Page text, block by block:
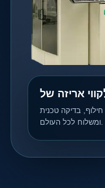
בדיקה טכנית
ומשלוח לכל העולם.